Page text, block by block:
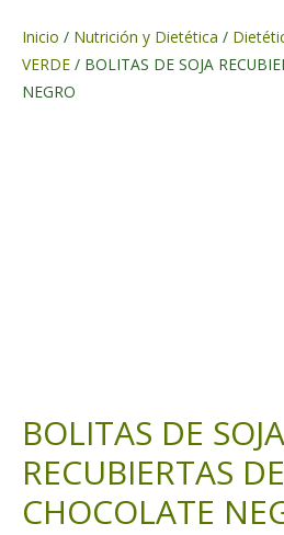
Inicio / Nutrición y Dietética /
VERDE / BOLITAS DE SOJA
NEGRO
BOLITAS DE SOJA
RECUBIERTAS DE
CHOCOLATE